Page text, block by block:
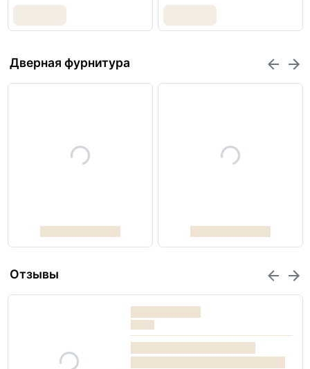
Дверная фурнитура
Отзывы